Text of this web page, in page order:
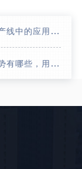
优势及现场视频
可达环保标准吗？